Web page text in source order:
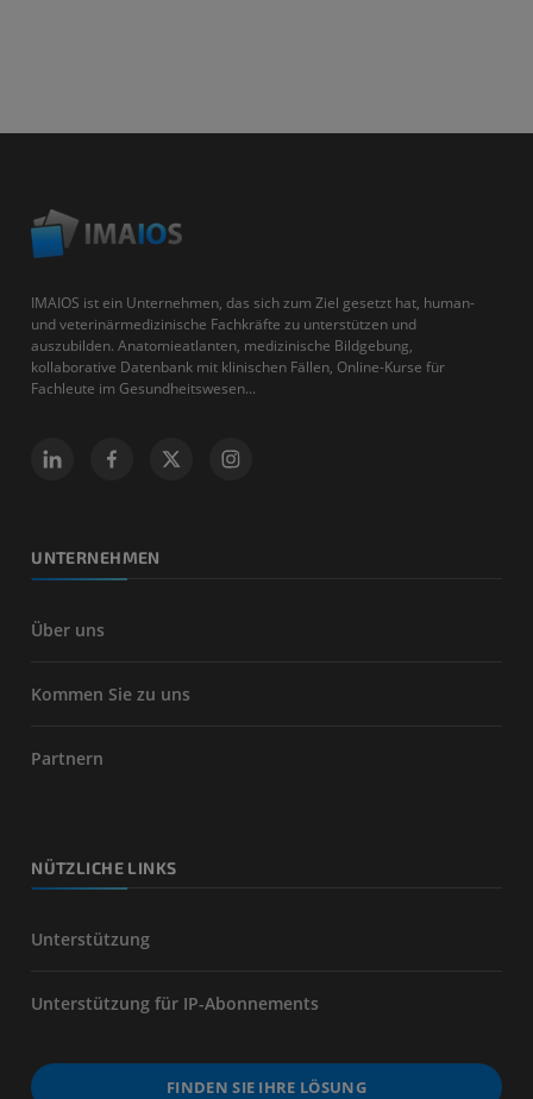
IMAIOS ist ein Unternehmen, das sich zum Ziel gesetzt hat, human-
und veterinärmedizinische Fachkräfte zu unterstützen und
auszubilden. Anatomieatlanten, medizinische Bildgebung,
kollaborative Datenbank mit klinischen Fällen, Online-Kurse für
Fachleute im Gesundheitswesen...
UNTERNEHMEN
Über uns
Kommen Sie zu uns
Partnern
NÜTZLICHE LINKS
Unterstützung
Unterstützung für IP-Abonnements
FINDEN SIE IHRE LÖSUNG